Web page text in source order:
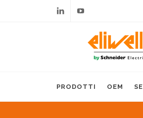
PRODOTTI OEM